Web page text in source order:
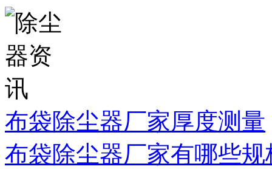
布袋除尘器厂家厚度测量
布袋除尘器厂家有哪些规